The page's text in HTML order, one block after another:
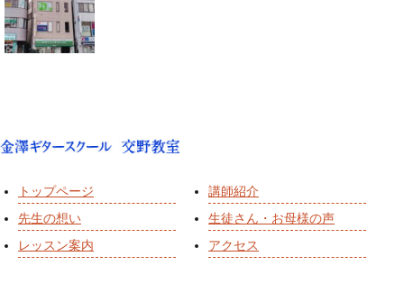
トップページ
先生の想い
レッスン案内
講師紹介
生徒さん・お母様の声
アクセス